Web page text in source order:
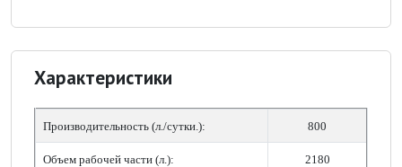
Характеристики
Производительность (л./сутки.): 800
Объем рабочей части (л.): 2180